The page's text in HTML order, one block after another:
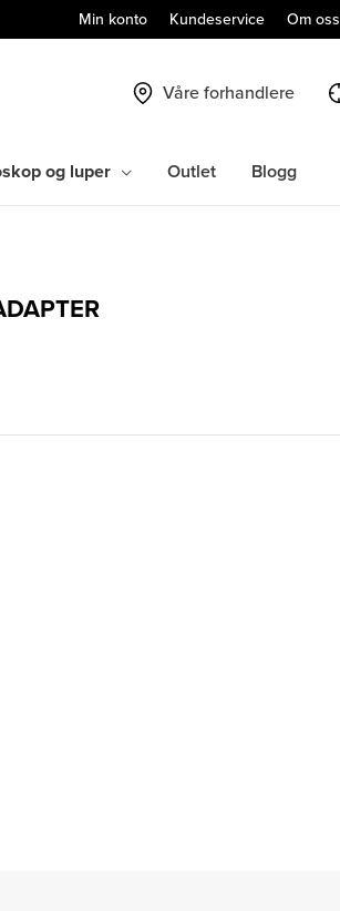
Min konto Kundeservice Om oss
Våre forhandlere
og luper Outlet Blogg